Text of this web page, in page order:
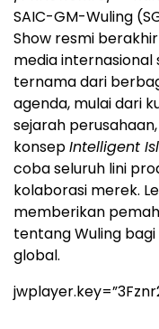
SAIC-GM-Wuling
Show resmi berakhir
media internasional
ternama dari
agenda, mulai dari
sejarah
konsepIntelligent
coba seluruh lini
kolaborasi merek.
memberikan
tentang Wuling bagi
global.